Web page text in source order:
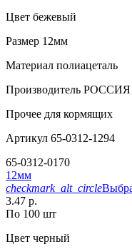
Цвет бежевый
Размер 12мм
Материал полиацеталь
Производитель РОССИЯ
Прочее для кормящих
Артикул 65-0312-1294
65-0312-0170
12мм
checkmark_alt_circle
3.47 р.
По 100 шт
Цвет черный